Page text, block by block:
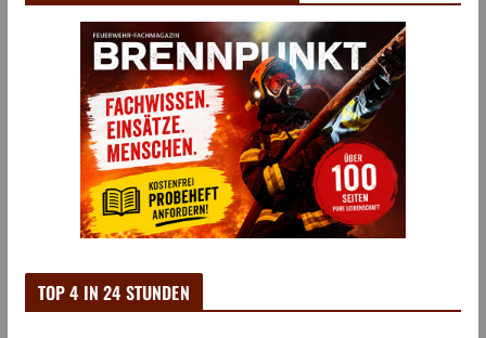
TOP 4 IN 24 STUNDEN